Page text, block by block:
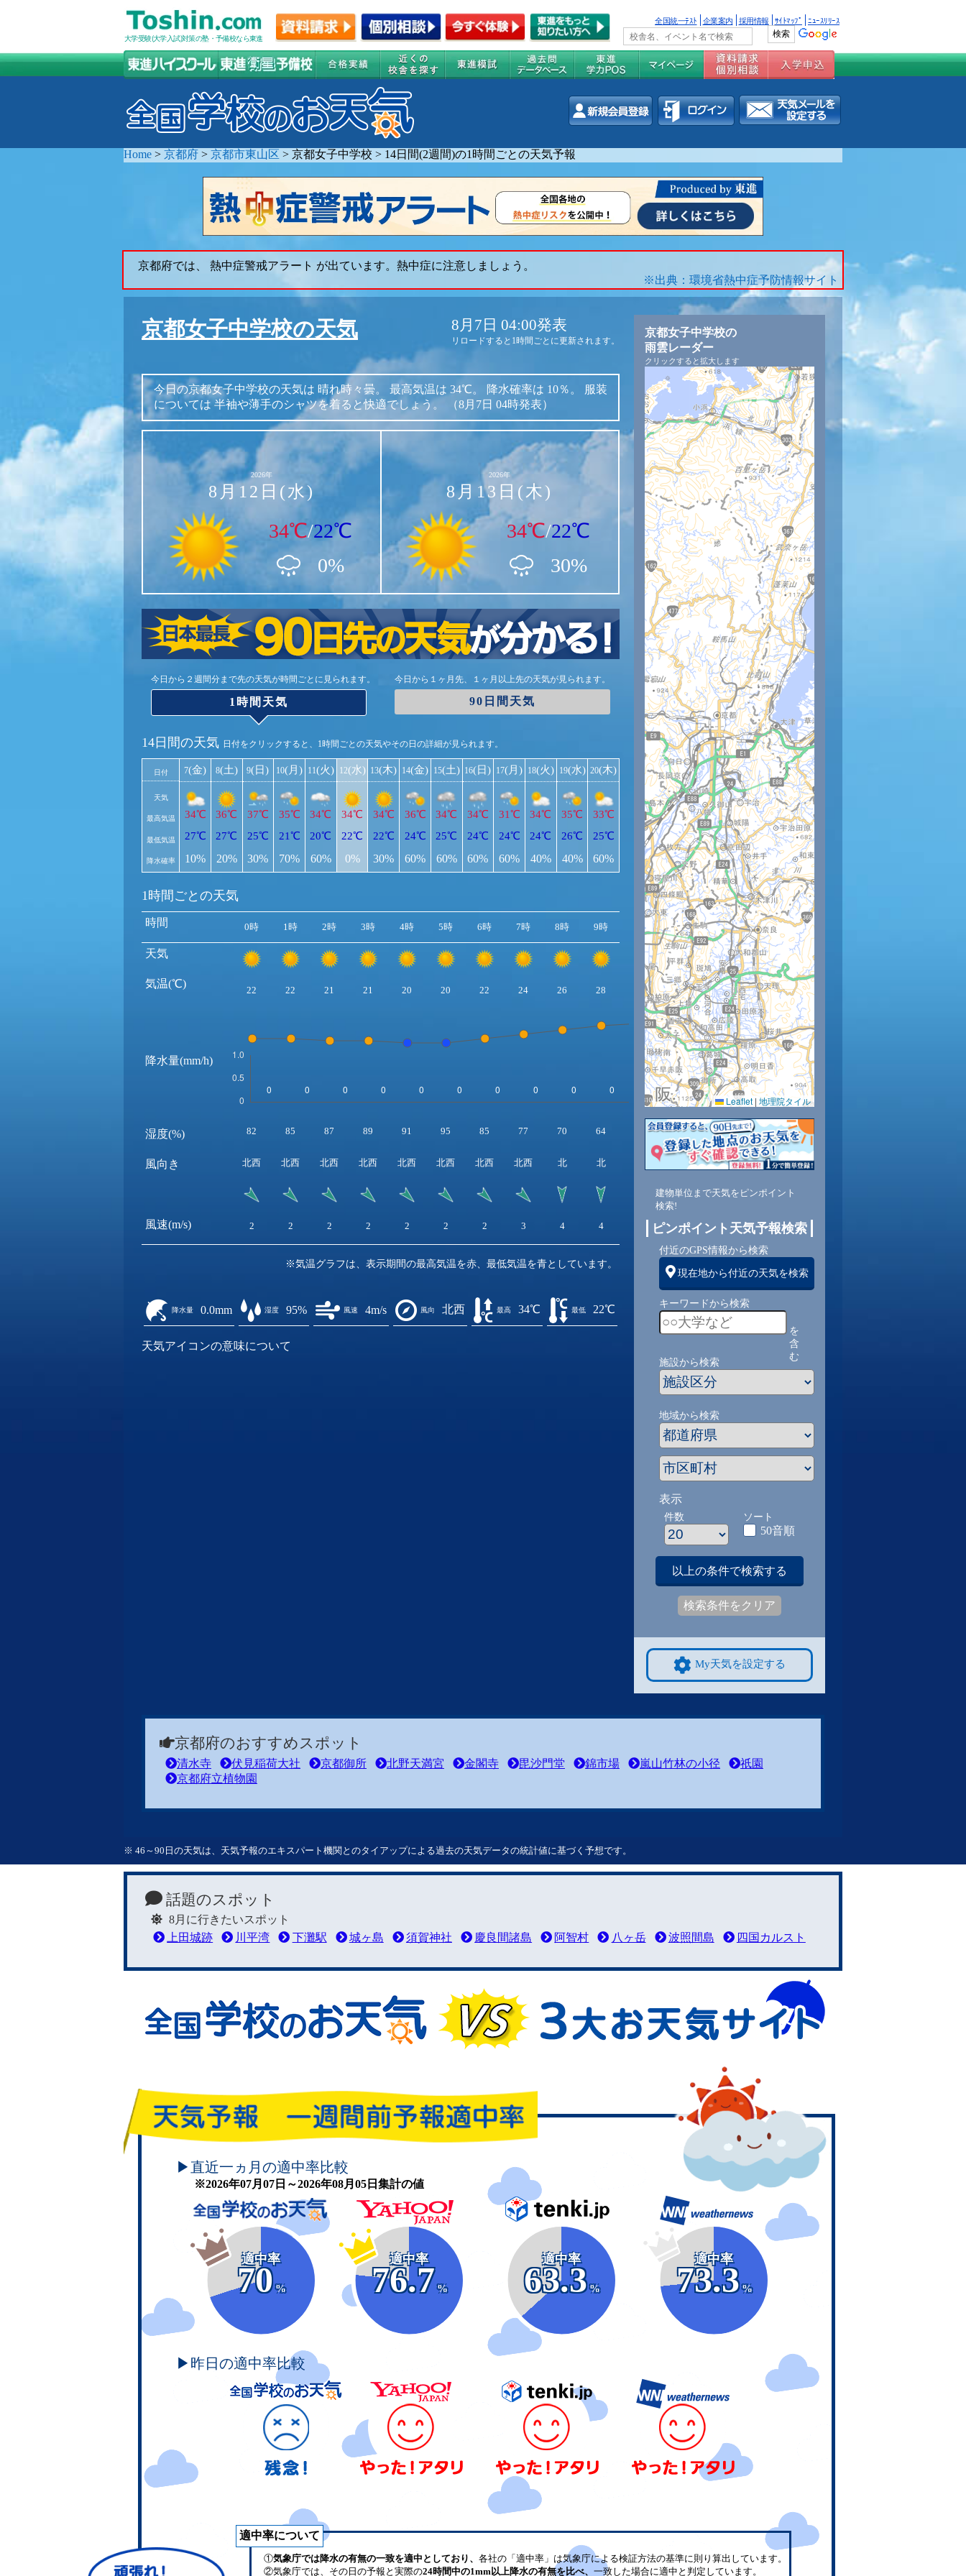
大学受験(大学入試)対策の塾・予備校なら東進
全国統一ﾃｽﾄ 企業案内 採用情報 ｻｲﾄﾏｯﾌﾟ ﾆｭｰｽﾘﾘｰｽ
Home > 京都府 > 京都市東山区 > 京都女子中学校 > 14日間(2週間)の1時間ごとの天気予報
京都府では、 熱中症警戒アラート が出ています。熱中症に注意しましょう。
※出典：環境省熱中症予防情報サイト
京都女子中学校の天気 8月7日 04:00発表
リロードすると1時間ごとに更新されます。
今日の京都女子中学校の天気は 晴れ時々曇。 最高気温は 34℃。 降水確率は 10％。
服装
については 半袖や薄手のシャツを着ると快適でしょう。 （8月7日 04時発表）
2026年
8月12日(水)
34℃/22℃
0%
2026年
8月13日(木)
34℃/22℃
30%
今日から２週間分まで先の天気が時間ごとに見られます。
1時間天気
今日から１ヶ月先、１ヶ月以上先の天気が見られます。
90日間天気
14日間の天気 日付をクリックすると、1時間ごとの天気やその日の詳細が見られます。
日付
天気
最高気温
最低気温
降水確率
7(金)
34℃
27℃
10%
8(土)
36℃
27℃
20%
9(日)
37℃
25℃
30%
10(月)
35℃
21℃
70%
11(火)
34℃
20℃
60%
12(水)
34℃
22℃
0%
13(木)
34℃
22℃
30%
14(金)
36℃
24℃
60%
15(土)
34℃
25℃
60%
16(日)
34℃
24℃
60%
17(月)
31℃
24℃
60%
18(火)
34℃
24℃
40%
19(水)
35℃
26℃
40%
20(木)
33℃
25℃
60%
1時間ごとの天気
時間
天気
気温(℃)
降水量(mm/h)
湿度(%)
風向き
風速(m/s)
0時 1時 2時 3時 4時 5時 6時 7時 8時 9時 10時 11時 12時 13時 14時
22 22 21 21 20 20 22 24 26 28 31 32 33 33
82 85 87 89 91 95 85 77 70 64 51 46 44 41
北西 北西 北西 北西 北西 北西 北西 北西 北 北 北西 北西 北西
2 2 2 2 2 2 2 3 4 4 4 4 5 5
※気温グラフは、表示期間の最高気温を赤、最低気温を青としています。
降水量 0.0mm 湿度 95% 風速 4m/s 風向 北西 最高 34℃ 最低 22℃
天気アイコンの意味について
京都女子中学校の
雨雲レーダー
クリックすると拡大します
Leaflet | 地理院タイル
建物単位まで天気をピンポイント
検索!
ピンポイント天気予報検索
付近のGPS情報から検索
現在地から付近の天気を検索
キーワードから検索
を
含
む
施設から検索
地域から検索
表示
件数 ソート
50音順
以上の条件で検索する
検索条件をクリア
My天気を設定する
京都府のおすすめスポット
清水寺 伏見稲荷大社 京都御所 北野天満宮 金閣寺 毘沙門堂 錦市場 嵐山竹林の小径
祇園
京都府立植物園
※ 46～90日の天気は、天気予報のエキスパート機関とのタイアップによる過去の天気データの統計値に基づく予想です。
話題のスポット
8月に行きたいスポット
上田城跡
川平湾 下灘駅 城ヶ島 須賀神社 慶良間諸島 阿智村 八ヶ岳 波照間島 四国カルスト
頑張れ！学校のお天気
▶直近一ヵ月の適中率比較
※2026年07月07日～2026年08月05日集計の値
適中率
70
%
適中率
76.7
%
適中率
63.3
%
適中率
73.3
%
▶昨日の適中率比較
適中率について
①気象庁では降水の有無の一致を適中としており、 各社の「適中率」は気象庁による検証方法の基準に則り算出しています。
②気象庁では、その日の予報と実際の24時間中の1mm以上降水の有無を比べ、 一致した場合に適中と判定しています。